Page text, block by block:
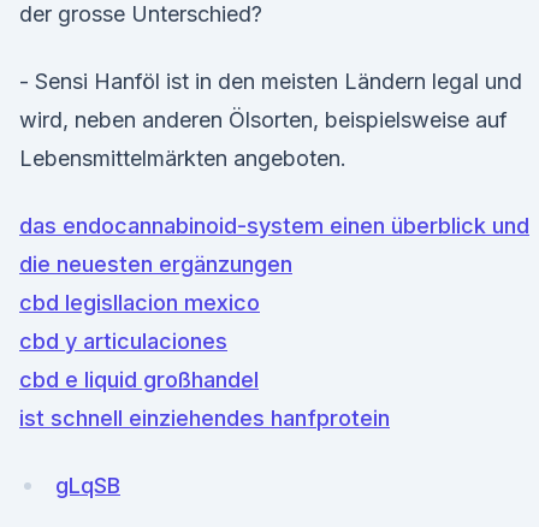
der grosse Unterschied?
- Sensi Hanföl ist in den meisten Ländern legal und
wird, neben anderen Ölsorten, beispielsweise auf
Lebensmittelmärkten angeboten.
das endocannabinoid-system einen überblick und
die neuesten ergänzungen
cbd legisllacion mexico
cbd y articulaciones
cbd e liquid großhandel
ist schnell einziehendes hanfprotein
gLqSB